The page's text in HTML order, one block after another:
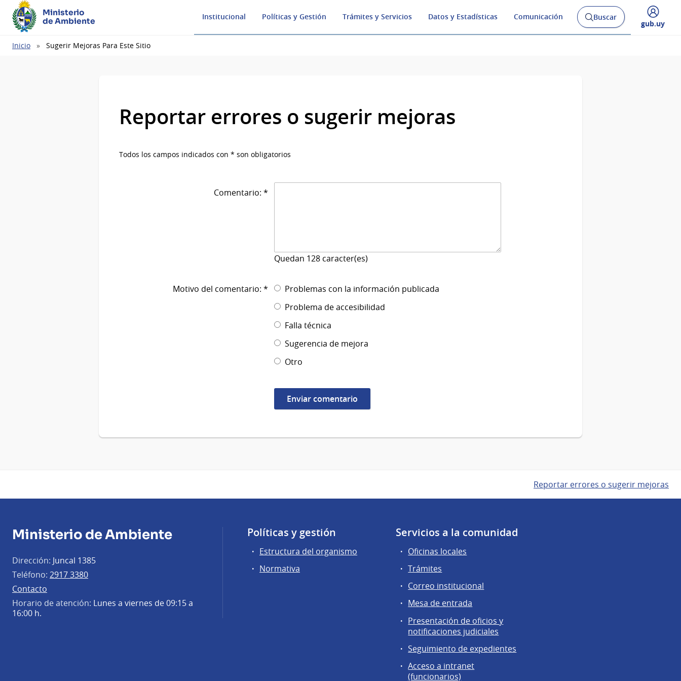
Ministerio
de Ambiente
Institucional Políticas y Gestión Trámites y Servicios Datos y Estadísticas Comunicación
Abrir
buscador
Buscar
Desplegar
gub.uy
Ruta
Inicio Sugerir Mejoras Para Este Sitio
Reportar errores o sugerir mejoras
Todos los campos indicados con * son obligatorios
Comentario: *
Quedan 128 caracter(es)
Motivo del comentario: *
Problemas con la información publicada
Problema de accesibilidad
Falla técnica
Sugerencia de mejora
Otro
Reportar errores o sugerir mejoras
Ministerio de Ambiente
Dirección: Juncal 1385
Teléfono: 2917 3380
Contacto
Horario de atención: Lunes a viernes de 09:15 a
16:00 h.
Políticas y gestión
Estructura del organismo
Normativa
Servicios a la comunidad
Oficinas locales
Trámites
Correo institucional
Mesa de entrada
Presentación de oficios y
notificaciones judiciales
Seguimiento de expedientes
Acceso a intranet
(funcionarios)